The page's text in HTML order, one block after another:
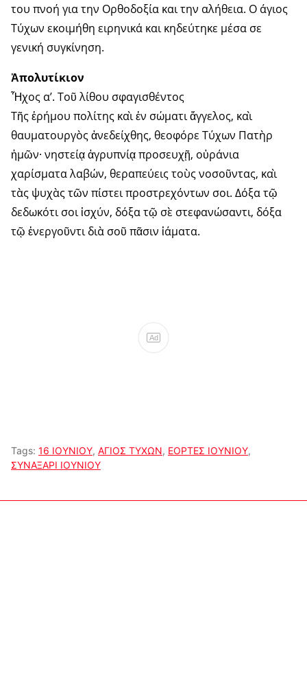
του πνοή για την Ορθοδοξία και την αλήθεια. Ο άγιος
Τύχων εκοιμήθη ειρηνικά και κηδεύτηκε μέσα σε
γενική συγκίνηση.
Ἀπολυτίκιον
Ἦχος α’. Τοῦ λίθου σφαγισθέντος
Τῆς ἐρήμου πολίτης καὶ ἐν σώματι ἄγγελος, καὶ
θαυματουργὸς ἀνεδείχθης, θεοφόρε Τύχων Πατὴρ
ἡμῶν· νηστείᾳ ἀγρυπνίᾳ προσευχῇ, οὐράνια
χαρίσματα λαβών, θεραπεύεις τοὺς νοσοῦντας, καὶ
τὰς ψυχὰς τῶν πίστει προστρεχόντων σοι. Δόξα τῷ
δεδωκότι σοι ἰσχύν, δόξα τῷ σὲ στεφανώσαντι, δόξα
τῷ ἐνεργοῦντι διὰ σοῦ πᾶσιν ἰάματα.
Ad
Tags: 16 ΙΟΥΝΙΟΥ, ΑΓΙΟΣ ΤΥΧΩΝ, ΕΟΡΤΕΣ ΙΟΥΝΙΟΥ,
ΣΥΝΑΞΑΡΙ ΙΟΥΝΙΟΥ